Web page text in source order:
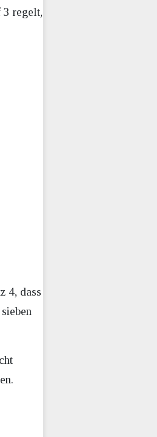
3 regelt,
4, dass